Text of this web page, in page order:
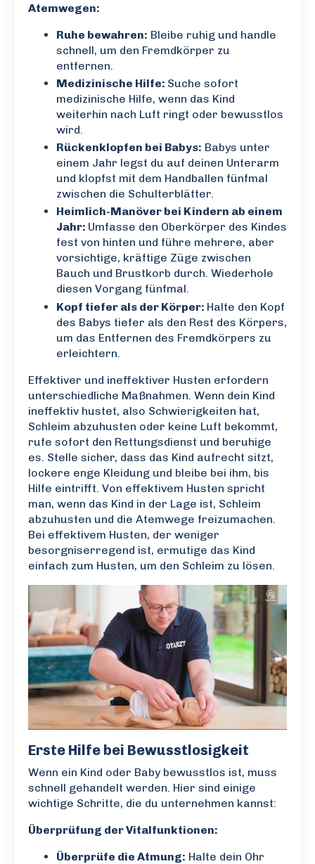
Atemwegen:
Ruhe bewahren: Bleibe ruhig und handle
schnell, um den Fremdkörper zu
entfernen.
Medizinische Hilfe: Suche sofort
medizinische Hilfe, wenn das Kind
weiterhin nach Luft ringt oder bewusstlos
wird.
Rückenklopfen bei Babys: Babys unter
einem Jahr legst du auf deinen Unterarm
und klopfst mit dem Handballen fünfmal
zwischen die Schulterblätter.
Heimlich-Manöver bei Kindern ab einem
Jahr: Umfasse den Oberkörper des Kindes
fest von hinten und führe mehrere, aber
vorsichtige, kräftige Züge zwischen
Bauch und Brustkorb durch. Wiederhole
diesen Vorgang fünfmal.
Kopf tiefer als der Körper: Halte den Kopf
des Babys tiefer als den Rest des Körpers,
um das Entfernen des Fremdkörpers zu
erleichtern.
Effektiver und ineffektiver Husten erfordern
unterschiedliche Maßnahmen. Wenn dein Kind
ineffektiv hustet, also Schwierigkeiten hat,
Schleim abzuhusten oder keine Luft bekommt,
rufe sofort den Rettungsdienst und beruhige
es. Stelle sicher, dass das Kind aufrecht sitzt,
lockere enge Kleidung und bleibe bei ihm, bis
Hilfe eintrifft. Von effektivem Husten spricht
man, wenn das Kind in der Lage ist, Schleim
abzuhusten und die Atemwege freizumachen.
Bei effektivem Husten, der weniger
besorgniserregend ist, ermutige das Kind
einfach zum Husten, um den Schleim zu lösen.
Erste Hilfe bei Bewusstlosigkeit
Wenn ein Kind oder Baby bewusstlos ist, muss
schnell gehandelt werden. Hier sind einige
wichtige Schritte, die du unternehmen kannst:
Überprüfung der Vitalfunktionen:
Überprüfe die Atmung: Halte dein Ohr